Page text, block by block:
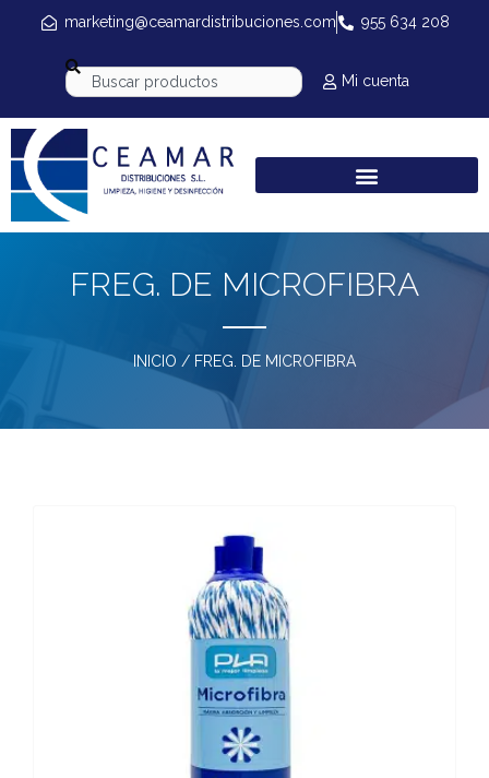
marketing@ceamardistribuciones.com 955 634 208
Mi cuenta
FREG. DE MICROFIBRA
INICIO / FREG. DE MICROFIBRA